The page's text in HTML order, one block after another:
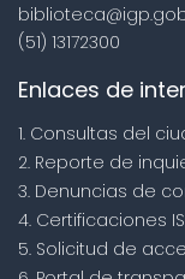
(51) 13172300
Enlaces de
1. Consultas del
2. Reporte de
3. Denuncias de
4. Certificaciones
5. Solicitud de